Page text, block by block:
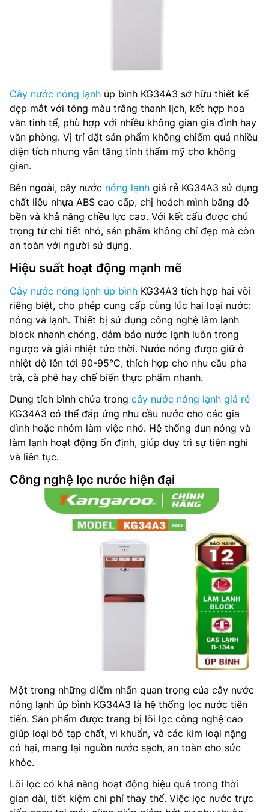
Cây nước nóng lạnh úp bình KG34A3 sở hữu thiết kế
đẹp mắt với tông màu trắng thanh lịch, kết hợp hoa
văn tinh tế, phù hợp với nhiều không gian gia đình hay
văn phòng. Vị trí đặt sản phẩm không chiếm quá nhiều
diện tích nhưng vẫn tăng tính thẩm mỹ cho không
gian.
Bên ngoài, cây nước nóng lạnh giá rẻ KG34A3 sử dụng
chất liệu nhựa ABS cao cấp, chị hoách mình bằng độ
bền và khả năng chều lực cao. Với kết cấu được chú
trọng từ chi tiết nhỏ, sản phẩm không chỉ đẹp mà còn
an toàn với người sử dụng.
Hiệu suất hoạt động mạnh mẽ
Cây nước nóng lạnh úp bình KG34A3 tích hợp hai vòi
riêng biệt, cho phép cung cấp cùng lúc hai loại nước:
nóng và lạnh. Thiết bị sử dụng công nghệ làm lạnh
block nhanh chóng, đảm bảo nước lạnh luôn trong
ngược và giải nhiệt tức thời. Nước nóng được giữ ở
nhiệt độ lên tới 90-95°C, thích hợp cho nhu cầu pha
trà, cà phê hay chế biến thực phẩm nhanh.
Dung tích bình chứa trong cây nước nóng lạnh giá rẻ
KG34A3 có thể đáp ứng nhu cầu nước cho các gia
đình hoặc nhóm làm việc nhỏ. Hệ thống đun nóng và
làm lạnh hoạt động ổn định, giúp duy trì sự tiên nghi
và liên tục.
Công nghệ lọc nước hiện đại
Một trong những điểm nhấn quan trọng của cây nước
nóng lạnh úp bình KG34A3 là hệ thống lọc nước tiên
tiến. Sản phẩm được trang bị lõi lọc công nghệ cao
giúp loại bỏ tạp chất, vi khuẩn, và các kim loại nặng
có hại, mang lại nguồn nước sạch, an toàn cho sức
khỏe.
Lõi lọc có khả năng hoạt động hiệu quả trong thời
gian dài, tiết kiệm chi phí thay thế. Việc lọc nước trực